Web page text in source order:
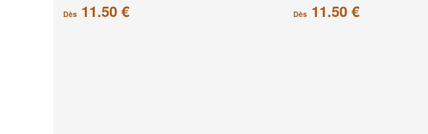
Dès 11.50 € Dès11.50 €